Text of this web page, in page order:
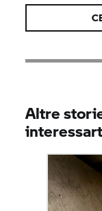
Altre